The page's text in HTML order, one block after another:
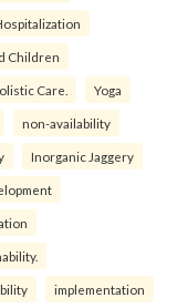
Children
Care. Yoga
non-availability
Inorganic Jaggery
implementation